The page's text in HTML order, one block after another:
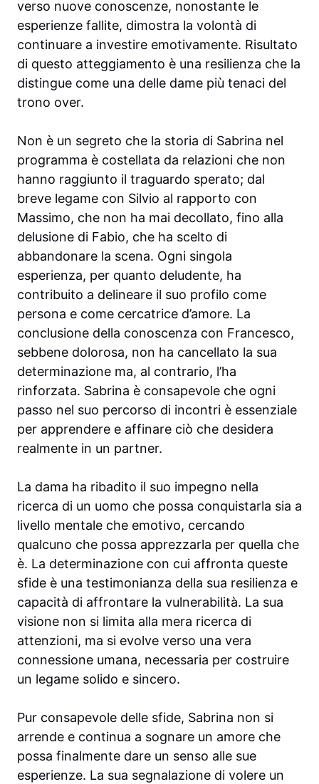
verso nuove conoscenze, nonostante le
esperienze fallite, dimostra la volontà di
continuare a investire emotivamente. Risultato
di questo atteggiamento è una resilienza che la
distingue come una delle dame più tenaci del
trono over.
Non è un segreto che la storia di Sabrina nel
programma è costellata da relazioni che non
hanno raggiunto il traguardo sperato; dal
breve legame con Silvio al rapporto con
Massimo, che non ha mai decollato, fino alla
delusione di Fabio, che ha scelto di
abbandonare la scena. Ogni singola
esperienza, per quanto deludente, ha
contribuito a delineare il suo profilo come
persona e come cercatrice d’amore. La
conclusione della conoscenza con Francesco,
sebbene dolorosa, non ha cancellato la sua
determinazione ma, al contrario, l’ha
rinforzata. Sabrina è consapevole che ogni
passo nel suo percorso di incontri è essenziale
per apprendere e affinare ciò che desidera
realmente in un partner.
La dama ha ribadito il suo impegno nella
ricerca di un uomo che possa conquistarla sia a
livello mentale che emotivo, cercando
qualcuno che possa apprezzarla per quella che
è. La determinazione con cui affronta queste
sfide è una testimonianza della sua resilienza e
capacità di affrontare la vulnerabilità. La sua
visione non si limita alla mera ricerca di
attenzioni, ma si evolve verso una vera
connessione umana, necessaria per costruire
un legame solido e sincero.
Pur consapevole delle sfide, Sabrina non si
arrende e continua a sognare un amore che
possa finalmente dare un senso alle sue
esperienze. La sua segnalazione di volere un